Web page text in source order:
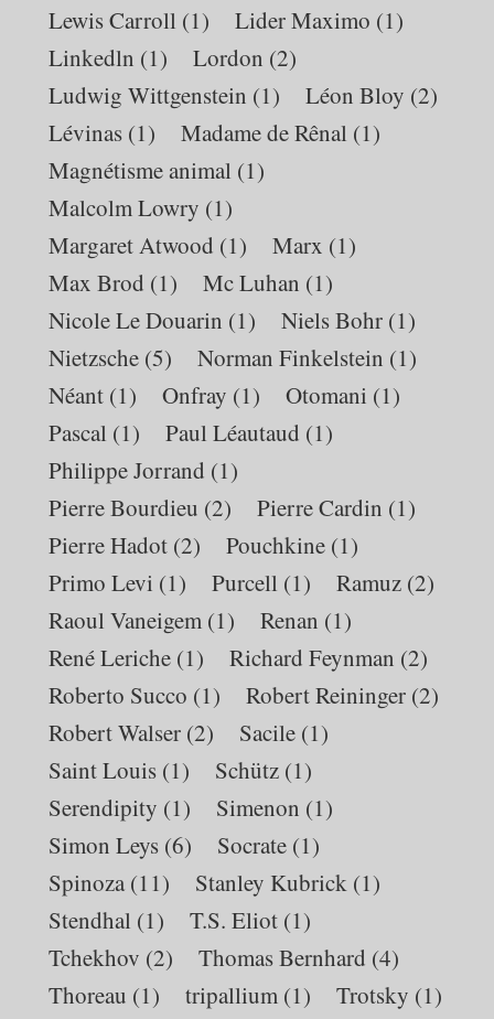
Lewis Carroll (1) Lider Maximo (1)
Linkedln (1) Lordon (2)
Ludwig Wittgenstein (1) Léon Bloy (2)
Lévinas (1) Madame de Rênal (1)
Magnétisme animal (1)
Malcolm Lowry (1)
Margaret Atwood (1) Marx (1)
Max Brod (1) Mc Luhan (1)
Nicole Le Douarin (1) Niels Bohr (1)
Nietzsche (5) Norman Finkelstein (1)
Néant (1) Onfray (1) Otomani (1)
Pascal (1) Paul Léautaud (1)
Philippe Jorrand (1)
Pierre Bourdieu (2) Pierre Cardin (1)
Pierre Hadot (2) Pouchkine (1)
Primo Levi (1) Purcell (1) Ramuz (2)
Raoul Vaneigem (1) Renan (1)
René Leriche (1) Richard Feynman (2)
Roberto Succo (1) Robert Reininger (2)
Robert Walser (2) Sacile (1)
Saint Louis (1) Schütz (1)
Serendipity (1) Simenon (1)
Simon Leys (6) Socrate (1)
Spinoza (11) Stanley Kubrick (1)
Stendhal (1) T.S. Eliot (1)
Tchekhov (2) Thomas Bernhard (4)
Thoreau (1) tripallium (1) Trotsky (1)